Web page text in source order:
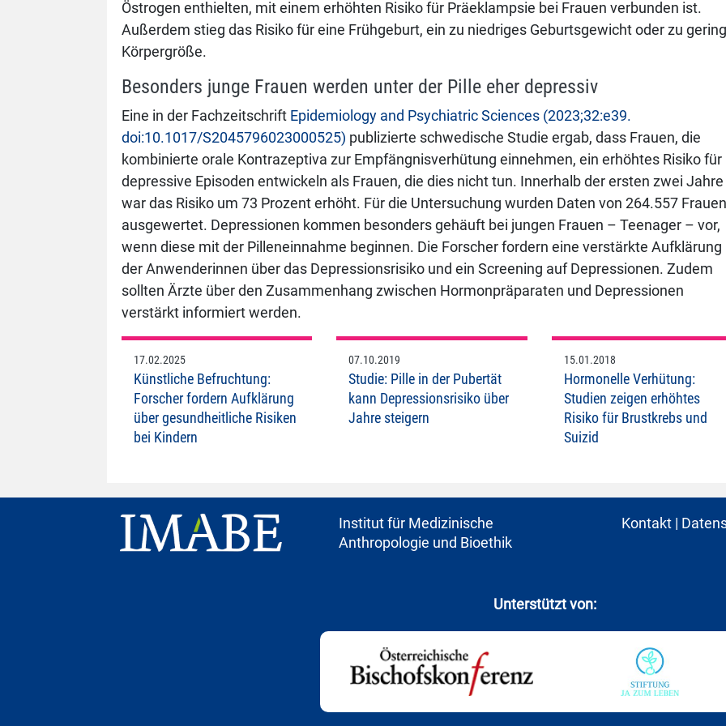
Östrogen enthielten, mit einem erhöhten Risiko für Präeklampsie bei Frauen verbunden ist.
Außerdem stieg das Risiko für eine Frühgeburt, ein zu niedriges Geburtsgewicht oder zu
Körpergröße.
Besonders junge Frauen werden unter der Pille eher depressiv
Eine in der Fachzeitschrift Epidemiology and Psychiatric Sciences (2023;32:e39.
doi:10.1017/S2045796023000525) publizierte schwedische Studie ergab, dass Frauen, die
kombinierte orale Kontrazeptiva zur Empfängnisverhütung einnehmen, ein erhöhtes Risiko für
depressive Episoden entwickeln als Frauen, die dies nicht tun. Innerhalb der ersten zwei Jahre
war das Risiko um 73 Prozent erhöht. Für die Untersuchung wurden Daten von 264.557 Frauen
ausgewertet. Depressionen kommen besonders gehäuft bei jungen Frauen – Teenager – vor,
wenn diese mit der Pilleneinnahme beginnen. Die Forscher fordern eine verstärkte Aufklärung
der Anwenderinnen über das Depressionsrisiko und ein Screening auf Depressionen. Zudem
sollten Ärzte über den Zusammenhang zwischen Hormonpräparaten und Depressionen
verstärkt informiert werden.
17.02.2025
Künstliche Befruchtung:
Forscher fordern Aufklärung
über gesundheitliche Risiken
bei Kindern
07.10.2019
Studie: Pille in der Pubertät
kann Depressionsrisiko über
Jahre steigern
15.01.2018
Hormonelle Verhütung:
Studien zeigen erhöhtes
Risiko für Brustkrebs und
Suizid
Institut für Medizinische
Anthropologie und Bioethik
Kontakt |
Unterstützt von: